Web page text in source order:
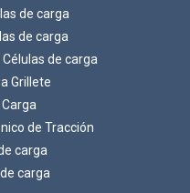
de carga
de carga
de carga
Grillete
de Tracción
carga
carga